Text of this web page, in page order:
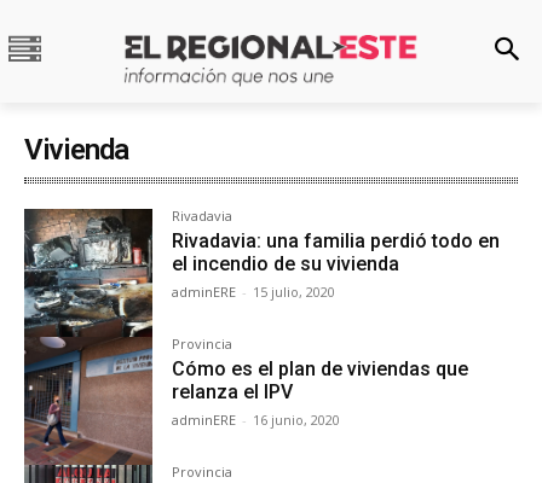
Vivienda
Rivadavia
Rivadavia: una familia perdió todo en
el incendio de su vivienda
adminERE - 15 julio, 2020
Provincia
Cómo es el plan de viviendas que
relanza el IPV
adminERE - 16 junio, 2020
Provincia